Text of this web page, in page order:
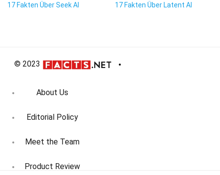
17 Fakten Über Seek AI 17 Fakten Über Latent AI
© 2023
About Us
Editorial Policy
Meet the Team
Product Review